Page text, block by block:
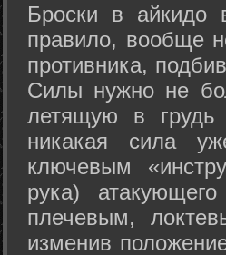
Броски в айкидо
правило, вообще
противника,
Силы нужно не
летящую в грудь
никакая сила
ключевым
рука)
плечевым,
изменив